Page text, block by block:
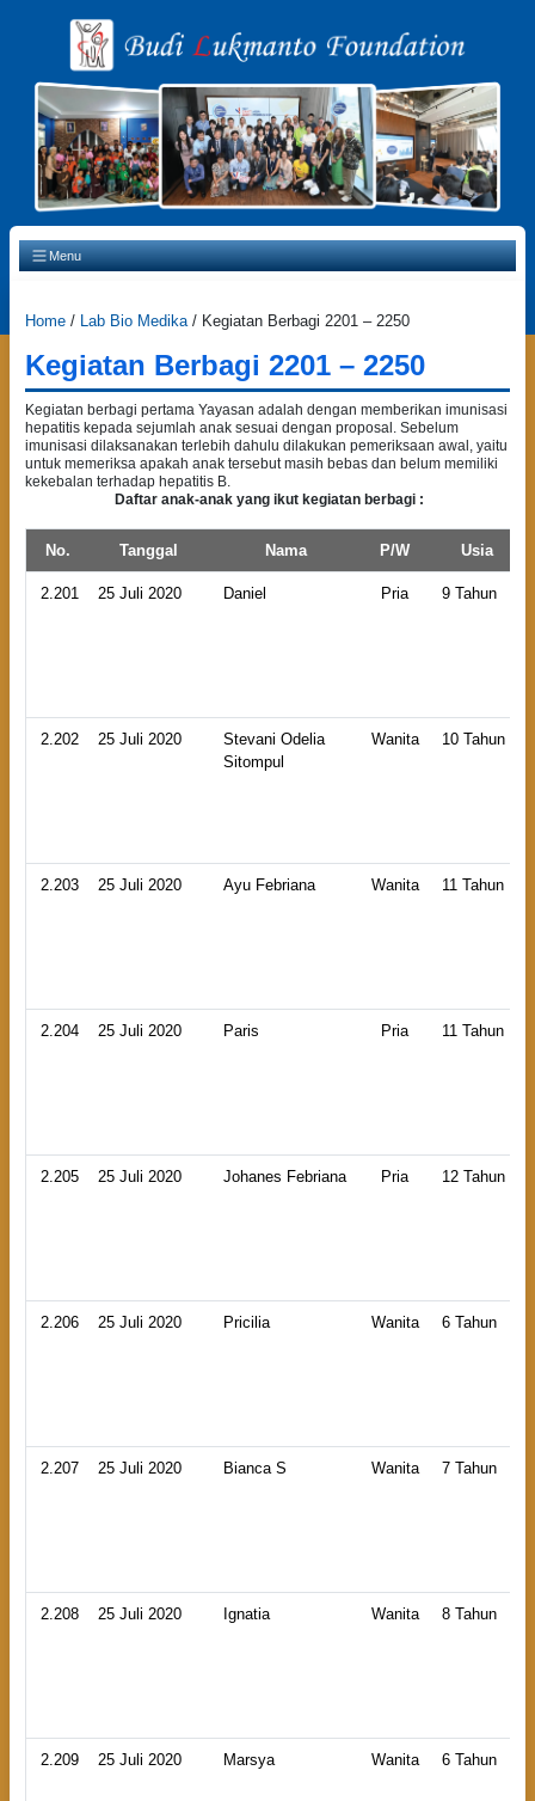
Main Navigation
Menu
Home / Lab Bio Medika / Kegiatan Berbagi 2201 – 2250
Kegiatan Berbagi 2201 – 2250
Kegiatan berbagi pertama Yayasan adalah dengan memberikan imunisasi
hepatitis kepada sejumlah anak sesuai dengan proposal. Sebelum
imunisasi dilaksanakan terlebih dahulu dilakukan pemeriksaan awal, yaitu
untuk memeriksa apakah anak tersebut masih bebas dan belum memiliki
kekebalan terhadap hepatitis B.
Daftar anak-anak yang ikut kegiatan berbagi :
No. Tanggal Nama P/W Usia
2.201 25 Juli 2020 Daniel Pria 9 Tahun
2.202 25 Juli 2020
Stevani Odelia
Sitompul
Wanita 10 Tahun
2.203 25 Juli 2020 Ayu Febriana Wanita 11 Tahun
2.204 25 Juli 2020 Paris Pria 11 Tahun
2.205 25 Juli 2020 Johanes Febriana Pria 12 Tahun
2.206 25 Juli 2020 Pricilia Wanita 6 Tahun
2.207 25 Juli 2020 Bianca S Wanita 7 Tahun
2.208 25 Juli 2020 Ignatia Wanita 8 Tahun
2.209 25 Juli 2020 Marsya Wanita 6 Tahun